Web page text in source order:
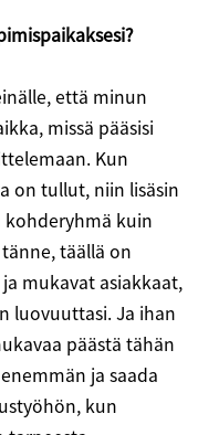
että minun
missä pääsisi
Kun
on tullut, niin lisäsin
kuin
täällä on
mukavat asiakkaat,
luovuuttasi. Ja ihan
päästä tähän
ja saada
kun